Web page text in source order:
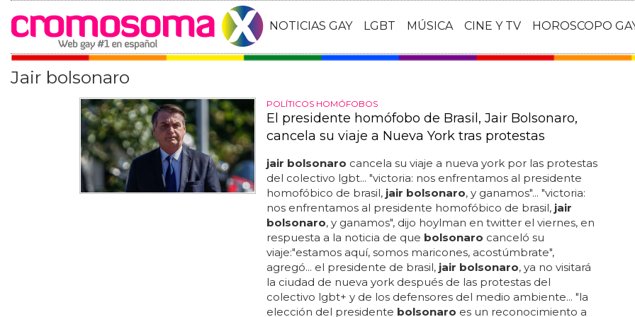
NOTICIAS GAY LGBT MÚSICA CINE Y TV HOROSCOPO
Jair bolsonaro
POLÍTICOS HOMÓFOBOS
El presidente homófobo de Brasil, Jair Bolsonaro,
cancela su viaje a Nueva York tras protestas
jair bolsonaro cancela su viaje a nueva york por las protestas
del colectivo lgbt... "victoria: nos enfrentamos al presidente
homofóbico de brasil, jair bolsonaro, y ganamos"... "victoria:
nos enfrentamos al presidente homofóbico de brasil, jair
bolsonaro, y ganamos", dijo hoylman en twitter el viernes, en
respuesta a la noticia de que bolsonaro canceló su
viaje:"estamos aquí, somos maricones, acostúmbrate",
agregó... el presidente de brasil, jair bolsonaro, ya no visitará
la ciudad de nueva york después de las protestas del
colectivo lgbt+ y de los defensores del medio ambiente... "la
elección del presidente bolsonaro es un reconocimiento a